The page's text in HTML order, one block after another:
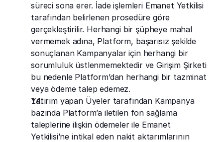
süreci sona erer. İade işlemleri Emanet Yetkilisi
tarafından belirlenen prosedüre göre
gerçekleştirilir. Herhangi bir şüpheye mahal
vermemek adına, Platform, başarısız şekilde
sonuçlanan Kampanyalar için herhangi bir
sorumluluk üstlenmemektedir ve Girişim Şirketi
bu nedenle Platform’dan herhangi bir tazminat
veya ödeme talep edemez.
Yatırım yapan Üyeler tarafından Kampanya
bazında Platform’a iletilen fon sağlama
taleplerine ilişkin ödemeler ile Emanet
Yetkilisi’ne intikal eden nakit aktarımlarının